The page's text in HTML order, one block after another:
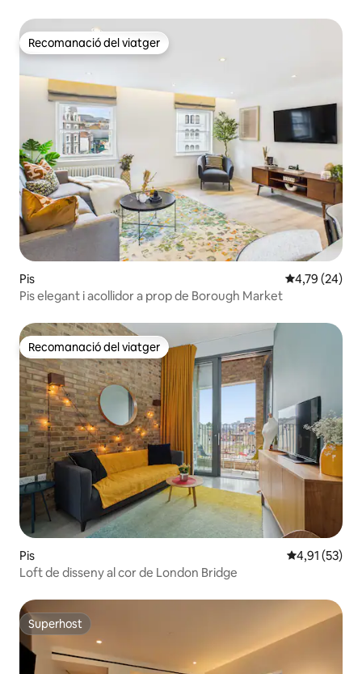
Recomanació del viatger
Recomanació del viatger
Pis 4,79 de
4,79 (24)
Pis elegant i acollidor a prop de Borough Market
Recomanació del viatger
Recomanació del viatger
Pis 4,91 de
4,91 (53)
Loft de disseny al cor de London Bridge
Superhost
Superhost